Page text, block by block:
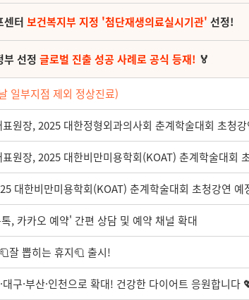
터 보건복지부 지정 '첨단재생의료실시기관' 선정!
선정 글로벌 진출 성공 사례로 공식 등재! 🏅
일부지점 제외 정상진료)
원장, 2025 대한정형외과의사회 춘계학술대회 초청
원장, 2025 대한비만미용학회(KOAT) 춘계학술대회
대한비만미용학회(KOAT) 춘계학술대회 초청강연 예
, 카카오 예약' 간편 상담 및 예약 채널 확대
잘 뽑히는 휴지🧻 출시!
구·부산·인천으로 확대! 건강한 다이어트 응원합니다